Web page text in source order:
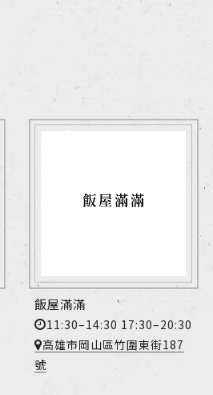
飯屋滿滿
11:30–14:30 17:30–20:30
高雄市岡山區竹圍東街187
號